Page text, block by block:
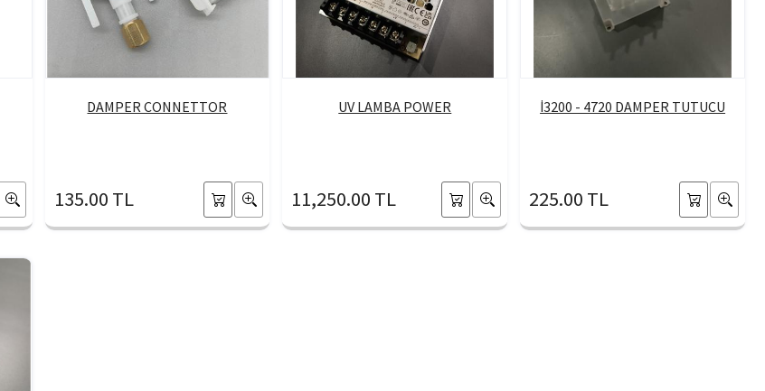
DAMPER CONNETTOR
135.00 TL
UV LAMBA POWER
11,250.00 TL
İ3200 - 4720 DAMPER TUTUCU
225.00 TL